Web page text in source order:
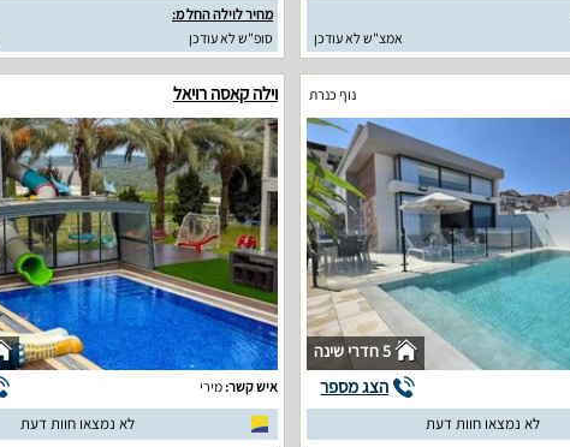
אמצ"ש לא עודכן
מחיר לוילה החל מ:
סופ"ש לא עודכן
נוף כנרת
5 חדרי שינה
הצג מספר
לא נמצאו חוות דעת
וילה קאסה רויאל
איש קשר:מירי
לא נמצאו חוות דעת